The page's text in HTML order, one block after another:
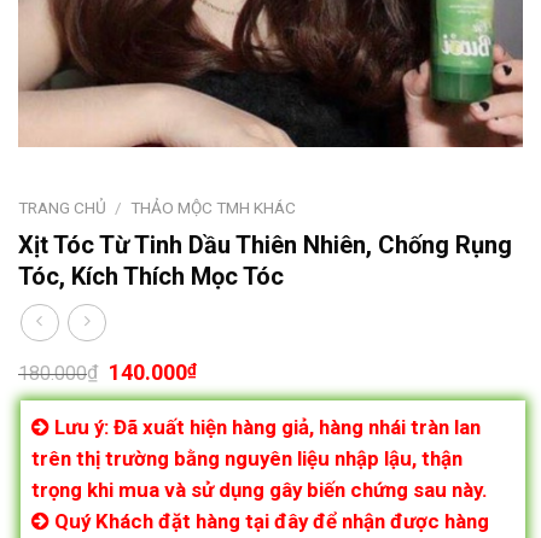
TRANG CHỦ / THẢO MỘC TMH KHÁC
Xịt Tóc Từ Tinh Dầu Thiên Nhiên, Chống Rụng
Tóc, Kích Thích Mọc Tóc
180.000₫ 140.000₫
Lưu ý: Đã xuất hiện hàng giả, hàng nhái tràn lan
trên thị trường bằng nguyên liệu nhập lậu, thận
trọng khi mua và sử dụng gây biến chứng sau này.
Quý Khách đặt hàng tại đây để nhận được hàng